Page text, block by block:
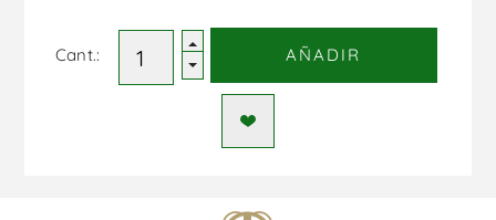
Cant.: AÑADIR